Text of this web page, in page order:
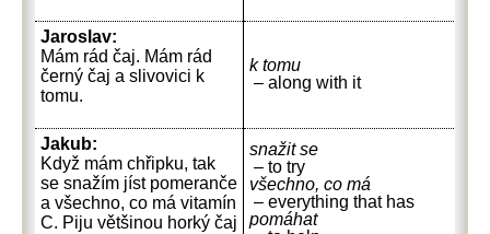
Jaroslav:
Mám rád čaj. Mám rád
černý čaj a slivovici k
tomu.
k tomu
– along with it
Jakub:
Když mám chřipku, tak
se snažím jíst pomeranče
a všechno, co má vitamín
C. Piju většinou horký čaj
snažit se
– to try
všechno, co má
– everything that has
pomáhat